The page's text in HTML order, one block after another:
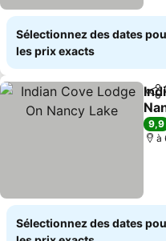
Sélectionnez des dates
les prix exacts
9,9
à
Sélectionnez des dates